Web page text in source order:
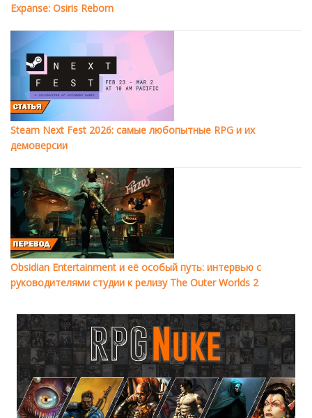
Expanse: Osiris Reborn
Steam Next Fest 2026: самые любопытные RPG и их
демоверсии
Obsidian Entertainment и её особый путь: интервью с
руководителями студии к релизу The Outer Worlds 2